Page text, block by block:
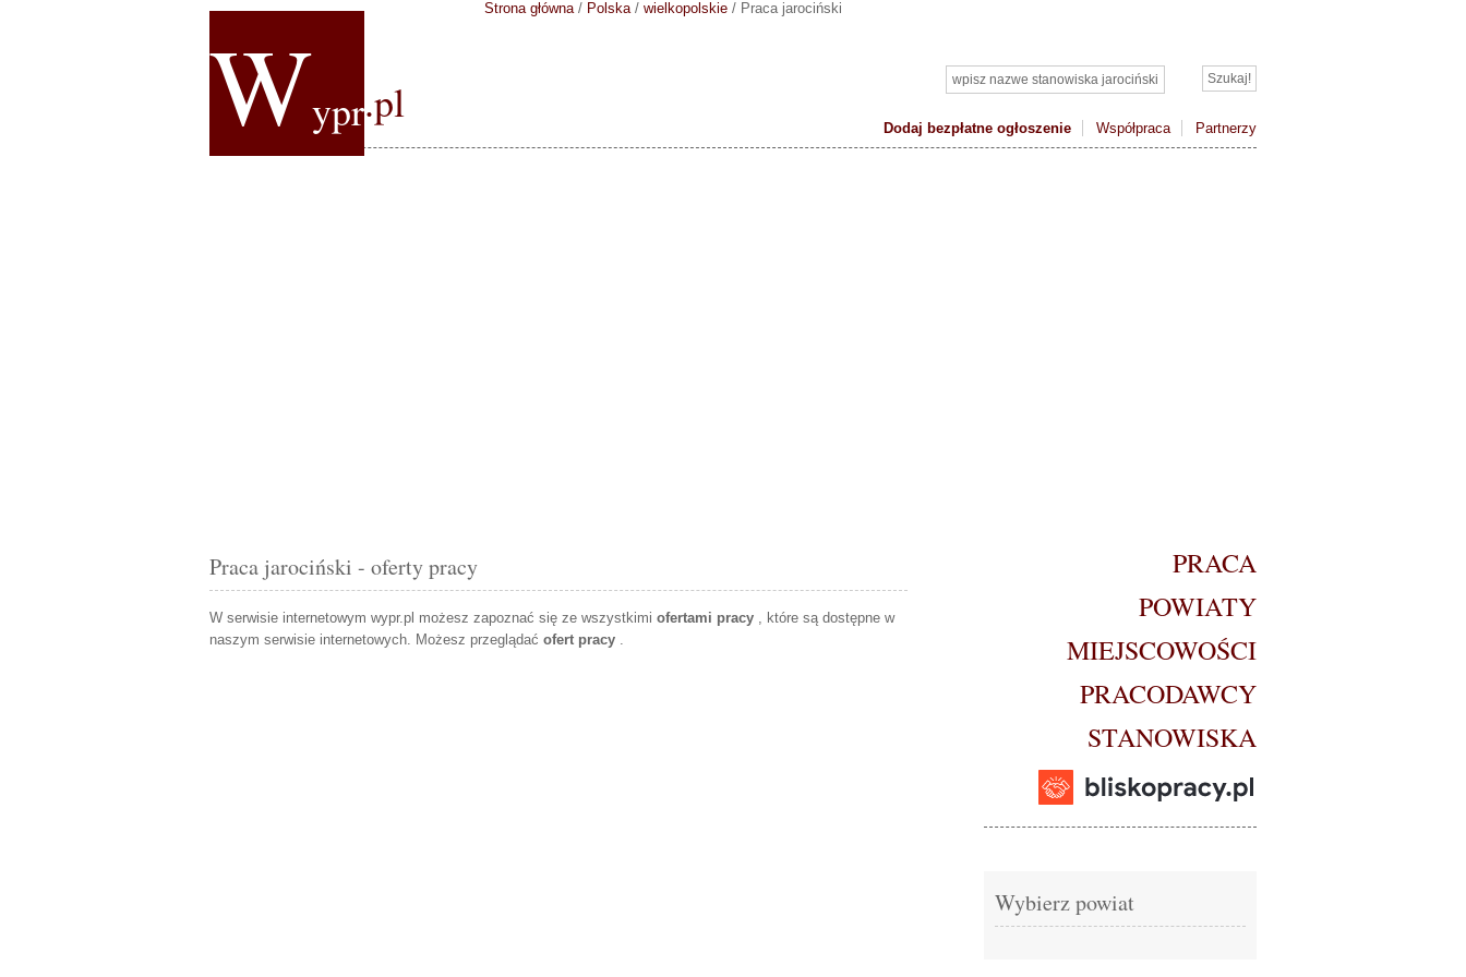
Wypr.pl
Dodaj bezpłatne ogłoszenie Współpraca Partnerzy
Strona główna/ Polska/ wielkopolskie / Praca jarociński
Praca jarociński - oferty pracy
W serwisie internetowym wypr.pl możesz zapoznać się ze wszystkimi ofertami pracy , które są dostępne w
naszym serwisie internetowych. Możesz przeglądać ofert pracy .
PRACA
POWIATY
MIEJSCOWOŚCI
PRACODAWCY
STANOWISKA
Wybierz powiat